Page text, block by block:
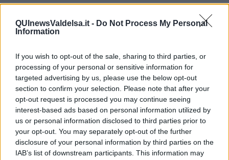
QUInewsValdelsa.it - Do Not Process My Personal
Information
If you wish to opt-out of the sale, sharing to third parties, or
processing of your personal or sensitive information for
targeted advertising by us, please use the below opt-out
section to confirm your selection. Please note that after your
opt-out request is processed you may continue seeing
interest-based ads based on personal information utilized by
us or personal information disclosed to third parties prior to
your opt-out. You may separately opt-out of the further
disclosure of your personal information by third parties on the
IAB’s list of downstream participants. This information may
Tappa mossa fin dalla partenza che attraversa l'Appennino a
Castiglione dei pepoli per scendere a Prato e affrontare le colline
Fucecchio.
Lunedi 13 Maggio - Tappa 3 - Vinci Orbetello (Km 219)